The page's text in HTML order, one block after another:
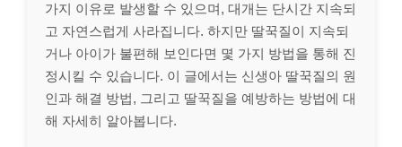
가지 이유로 발생할 수 있으며, 대개는 단시간 지속되
고 자연스럽게 사라집니다. 하지만 딸꾹질이 지속되
거나 아이가 불편해 보인다면 몇 가지 방법을 통해 진
정시킬 수 있습니다. 이 글에서는 신생아 딸꾹질의 원
인과 해결 방법, 그리고 딸꾹질을 예방하는 방법에 대
해 자세히 알아봅니다.